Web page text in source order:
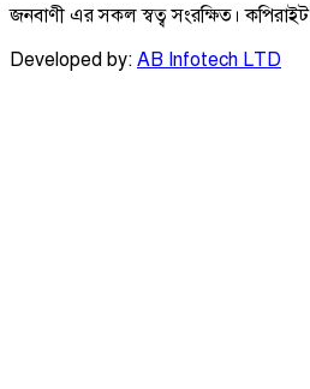
জনবাণী এর সকল স্বত্ব সংরক্ষিত।
Developed by: AB Infotech LTD